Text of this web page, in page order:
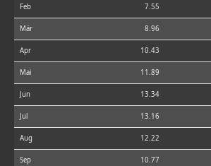
Feb 7.55
Mär 8.96
Apr 10.43
Mai 11.89
Jun 13.34
Jul 13.16
Aug 12.22
Sep 10.77